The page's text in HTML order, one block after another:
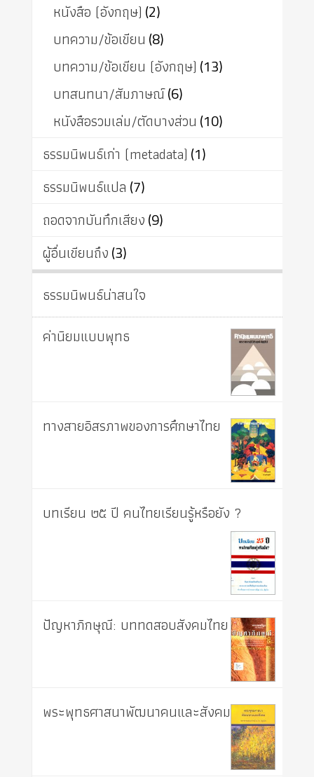
หนังสือ (อังกฤษ) (2)
บทความ/ข้อเขียน (8)
บทความ/ข้อเขียน (อังกฤษ) (13)
บทสนทนา/สัมภาษณ์(6)
หนังสือรวมเล่ม/ตัดบางส่วน (10)
ธรรมนิพนธ์เก่า (metadata) (1)
ธรรมนิพนธ์แปล (7)
ถอดจากบันทึกเสียง(9)
ผู้อื่นเขียนถึง(3)
ธรรมนิพนธ์น่าสนใจ
ค่านิยมแบบพุทธ
ทางสายอิสรภาพของการศึกษาไทย
บทเรียน ๒๕ ปี คนไทยเรียนรู้หรือยัง ?
ปัญหาภิกษุณี: บททดสอบสังคมไทย
พระพุทธศาสนาพัฒนาคนและสังคม